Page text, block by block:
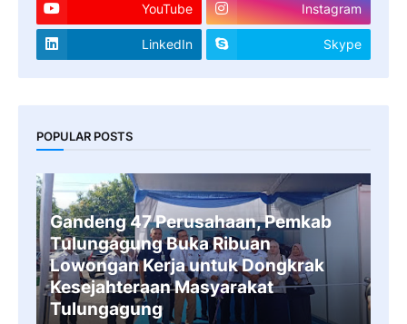
YouTube Instagram
LinkedIn Skype
POPULAR POSTS
Gandeng 47 Perusahaan, Pemkab
Tulungagung Buka Ribuan
Lowongan Kerja untuk Dongkrak
Kesejahteraan Masyarakat
Tulungagung